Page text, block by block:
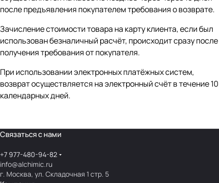
после предъявления покупателем требования о возврате.
Зачисление стоимости товара на карту клиента, если был
использован безналичный расчёт, происходит сразу после
получения требования от покупателя.
При использовании электронных платёжных систем,
возврат осуществляется на электронный счёт в течение 10
календарных дней.
Связаться с нами
+7 977-480-94-82
info@alchimic.ru
г. Москва, ул. Складочная 1 стр. 5